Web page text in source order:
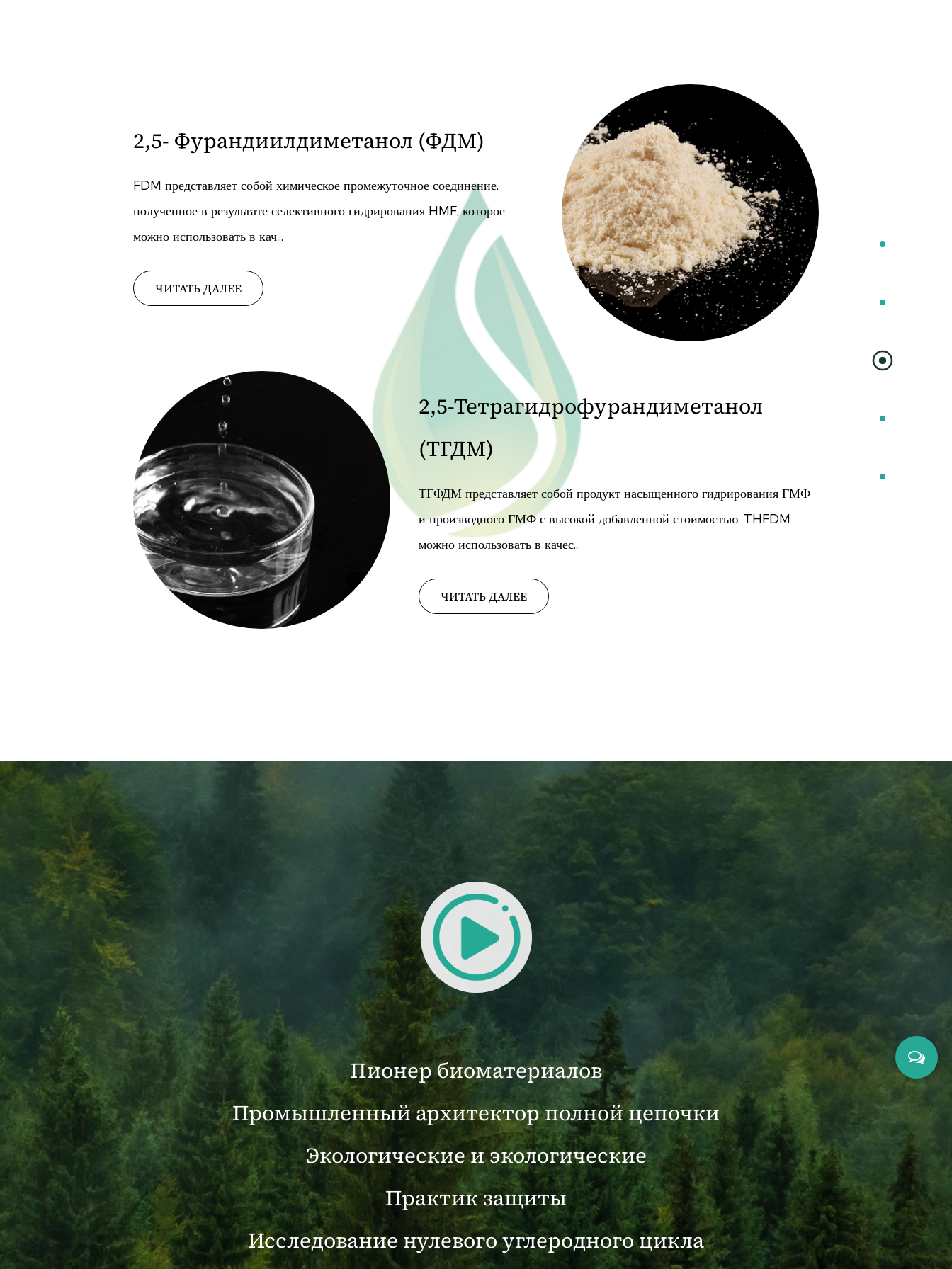
Бис(аминометил)тетрагидрофуран
(БАМТГФ)
BAMTHF представляет собой азотсодержащий химикат тонкого
очистки, полученный восстановительным аминированием HMF. Его
можно использовать в качестве...
2,5-Тетрагидрофурандикарбоновая
кислота (THFDCA)
THFDCA представляет собой насыщенное фурановое соединение,
полученное главным образом каталитическим селективным
ЧИТАТЬ ДАЛЕЕ
OMBF представляет собой продукт, полученный путем
5- Гидроксиметилфурфурол (ГМФ)
Являясь продуктом с ароматической кольцевой структурой среди
платформенных соединений биологического происхождения, HMF
имеет альдегидную группу и ...
ЧИТАТЬ ДАЛЕЕ
Пионер биоматериалов
Промышленный архитектор полной цепочки
Экологические и экологические
Практик защиты
Исследование нулевого углеродного цикла